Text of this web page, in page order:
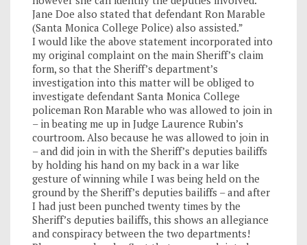
Jane Doe also stated that defendant Ron Marable
(Santa Monica College Police) also assisted.”
I would like the above statement incorporated into
my original complaint on the main Sheriff’s claim
form, so that the Sheriff’s department’s
investigation into this matter will be obliged to
investigate defendant Santa Monica College
policeman Ron Marable who was allowed to join in
– in beating me up in Judge Laurence Rubin’s
courtroom. Also because he was allowed to join in
– and did join in with the Sheriff’s deputies bailiffs
by holding his hand on my back in a war like
gesture of winning while I was being held on the
ground by the Sheriff’s deputies bailiffs – and after
I had just been punched twenty times by the
Sheriff’s deputies bailiffs, this shows an allegiance
and conspiracy between the two departments!